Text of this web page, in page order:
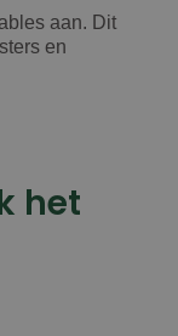
aan. Dit
en
het